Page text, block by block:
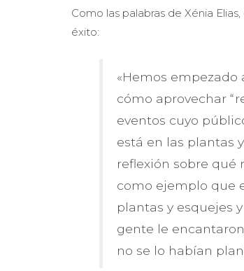
Como las palabras de Xénia
éxito:
«Hemos
cómo aprovechar
eventos cuyo
está en las plantas
reflexión sobre qué
como ejemplo que
plantas y esquejes
gente le
no se lo habían